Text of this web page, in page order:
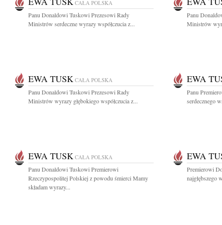
CAŁA POLSKA
Panu Donaldowi Tuskowi Prezesowi Rady
Ministrów serdeczne wyrazy współczucia z...
Panu
Ministrów
EWA TUSK CAŁA POLSKA
Panu Donaldowi Tuskowi Prezesowi Rady
Ministrów wyrazy głębokiego współczucia z...
EWA
Panu
serdecznego
EWA TUSK CAŁA POLSKA
Panu Donaldowi Tuskowi Premierowi
Rzeczypospolitej Polskiej z powodu śmierci Mamy
składam wyrazy...
EWA
Premierowi
najgłębszego